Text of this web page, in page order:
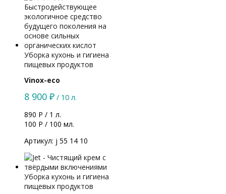
Уборка кухонь и гигиена
пищевых продуктов
Vinox-eco
8 900 ₽ / 10 л.
890 Р / 1 л.
100 Р / 100 мл.
Артикул: j 55 14 10
Уборка кухонь и гигиена
пищевых продуктов